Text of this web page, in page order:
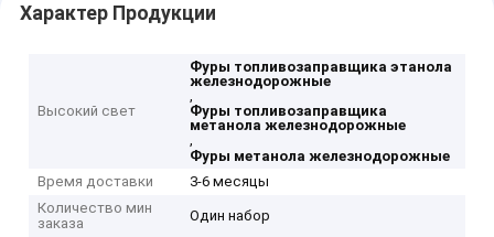
Характер Продукции
Высокий свет
Фуры топливозаправщика этанола
железнодорожные
,
Фуры топливозаправщика
метанола железнодорожные
,
Фуры метанола железнодорожные
Время доставки
3-6 месяцы
Количество мин
заказа
Один набор